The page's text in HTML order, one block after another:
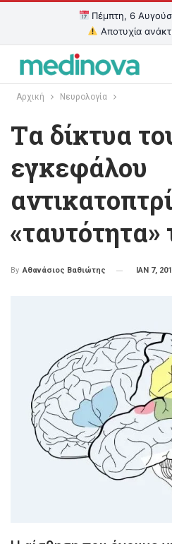
Πέμπτη, 6
Αποτυχία
Αρχική Νευρολογία
Tα δίκτυα
εγκεφάλου
By Αθανάσιος Βαθιώτης ΙΑΝ 7,